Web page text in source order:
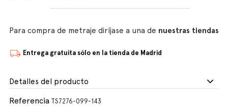
Para compra de metraje diríjase a una de nuestras tiendas
Entrega gratuita sólo en la tienda de Madrid
Detalles del producto
Referencia TS7276-099-143